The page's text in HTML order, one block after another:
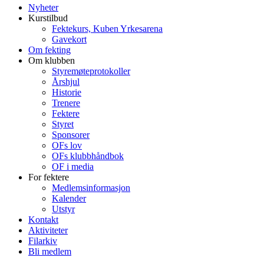
Nyheter
Kurstilbud
Fektekurs, Kuben Yrkesarena
Gavekort
Om fekting
Om klubben
Styremøteprotokoller
Årshjul
Historie
Trenere
Fektere
Styret
Sponsorer
OFs lov
OFs klubbhåndbok
OF i media
For fektere
Medlemsinformasjon
Kalender
Utstyr
Kontakt
Aktiviteter
Filarkiv
Bli medlem